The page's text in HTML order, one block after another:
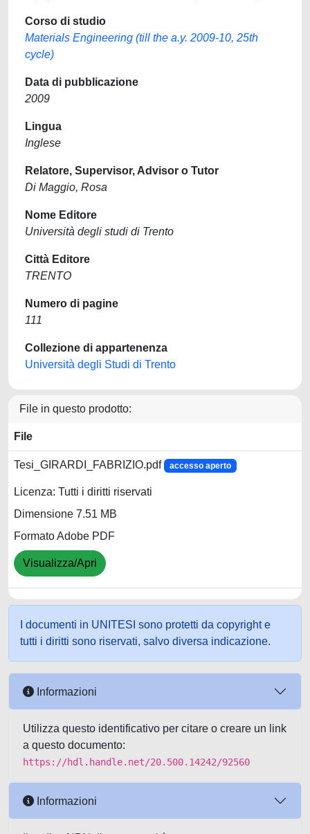
Corso di studio
Materials Engineering (till the a.y. 2009-10, 25th
cycle)
Data di pubblicazione
2009
Lingua
Inglese
Relatore, Supervisor, Advisor o Tutor
Di Maggio, Rosa
Nome Editore
Università degli studi di Trento
Città Editore
TRENTO
Numero di pagine
111
Collezione di appartenenza
Università degli Studi di Trento
File in questo prodotto:
File
Tesi_GIRARDI_FABRIZIO.pdf accesso aperto
Licenza: Tutti i diritti riservati
Dimensione 7.51 MB
Formato Adobe PDF
Visualizza/Apri
I documenti in UNITESI sono protetti da copyright e
tutti i diritti sono riservati, salvo diversa indicazione.
Informazioni
Utilizza questo identificativo per citare o creare un link
a questo documento:
https://hdl.handle.net/20.500.14242/92560
Informazioni